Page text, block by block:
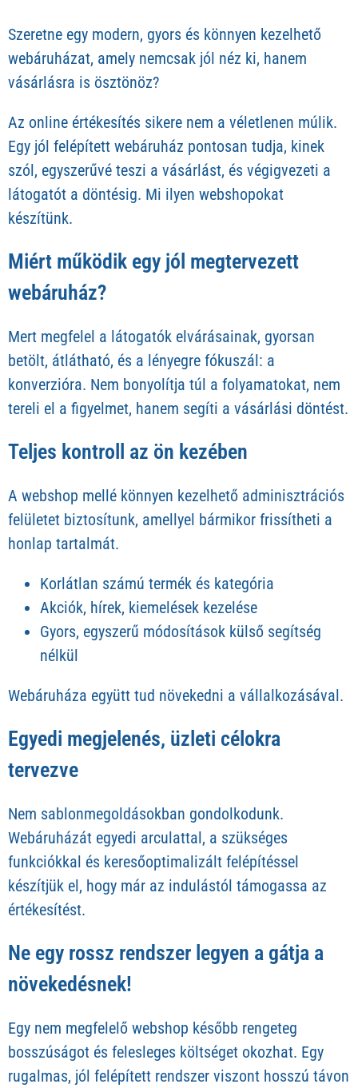
Szeretne egy modern, gyors és könnyen kezelhető
webáruházat, amely nemcsak jól néz ki, hanem
vásárlásra is ösztönöz?
Az online értékesítés sikere nem a véletlenen múlik.
Egy jól felépített webáruház pontosan tudja, kinek
szól, egyszerűvé teszi a vásárlást, és végigvezeti a
látogatót a döntésig. Mi ilyen webshopokat
készítünk.
Miért működik egy jól megtervezett
webáruház?
Mert megfelel a látogatók elvárásainak, gyorsan
betölt, átlátható, és a lényegre fókuszál: a
konverzióra. Nem bonyolítja túl a folyamatokat, nem
tereli el a figyelmet, hanem segíti a vásárlási döntést.
Teljes kontroll az ön kezében
A webshop mellé könnyen kezelhető adminisztrációs
felületet biztosítunk, amellyel bármikor frissítheti a
honlap tartalmát.
Korlátlan számú termék és kategória
Akciók, hírek, kiemelések kezelése
Gyors, egyszerű módosítások külső segítség
nélkül
Webáruháza együtt tud növekedni a vállalkozásával.
Egyedi megjelenés, üzleti célokra
tervezve
Nem sablonmegoldásokban gondolkodunk.
Webáruházát egyedi arculattal, a szükséges
funkciókkal és keresőoptimalizált felépítéssel
készítjük el, hogy már az indulástól támogassa az
értékesítést.
Ne egy rossz rendszer legyen a gátja a
növekedésnek!
Egy nem megfelelő webshop később rengeteg
bosszúságot és felesleges költséget okozhat. Egy
rugalmas, jól felépített rendszer viszont hosszú távon